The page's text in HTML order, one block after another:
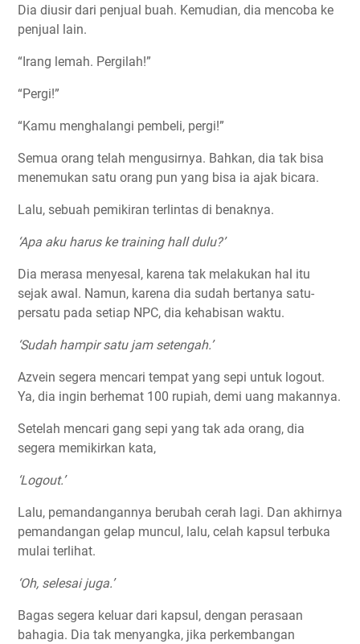
Dia diusir dari penjual buah. Kemudian, dia mencoba ke
penjual lain.
“Irang lemah. Pergilah!”
“Pergi!”
“Kamu menghalangi pembeli, pergi!”
Semua orang telah mengusirnya. Bahkan, dia tak bisa
menemukan satu orang pun yang bisa ia ajak bicara.
Lalu, sebuah pemikiran terlintas di benaknya.
‘Apa aku harus ke training hall dulu?’
Dia merasa menyesal, karena tak melakukan hal itu
sejak awal. Namun, karena dia sudah bertanya satu-
persatu pada setiap NPC, dia kehabisan waktu.
‘Sudah hampir satu jam setengah.’
Azvein segera mencari tempat yang sepi untuk logout.
Ya, dia ingin berhemat 100 rupiah, demi uang makannya.
Setelah mencari gang sepi yang tak ada orang, dia
segera memikirkan kata,
‘Logout.’
Lalu, pemandangannya berubah cerah lagi. Dan akhirnya
pemandangan gelap muncul, lalu, celah kapsul terbuka
mulai terlihat.
‘Oh, selesai juga.’
Bagas segera keluar dari kapsul, dengan perasaan
bahagia. Dia tak menyangka, jika perkembangan